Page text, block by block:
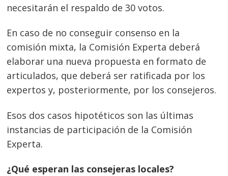
necesitarán el respaldo de 30 votos.
En caso de no conseguir consenso en la
comisión mixta, la Comisión Experta deberá
elaborar una nueva propuesta en formato de
articulados, que deberá ser ratificada por los
expertos y, posteriormente, por los consejeros.
Esos dos casos hipotéticos son las últimas
instancias de participación de la Comisión
Experta.
¿Qué esperan las consejeras locales?